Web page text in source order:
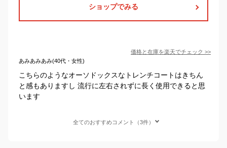
ショップでみる
価格と在庫を楽天でチェック >>
あみあみあみ(40代・女性)
こちらのようなオーソドックスなトレンチコートはきちん
と感もありますし 流行に左右されずに長く使用できると思
います
全てのおすすめコメント（3件）